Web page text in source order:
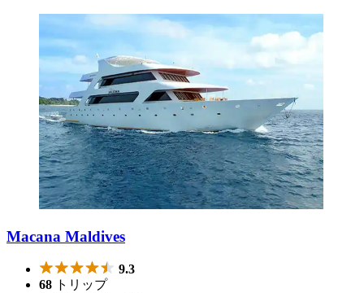
Macana Maldives
9.3
68 トリップ